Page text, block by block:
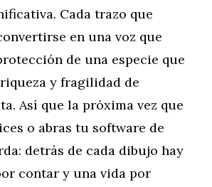
Cada trazo que
en una voz que
de una especie que
y fragilidad de
Así que la próxima vez que
o abras tu software de
detrás de cada dibujo hay
contar y una vida por